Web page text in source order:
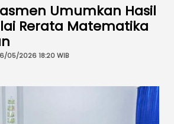
Umumkan Hasil
Rerata Matematika
05/2026 18:20 WIB